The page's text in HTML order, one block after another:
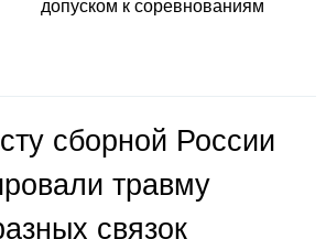
допуском к соревнованиям
сборной России
травму
связок